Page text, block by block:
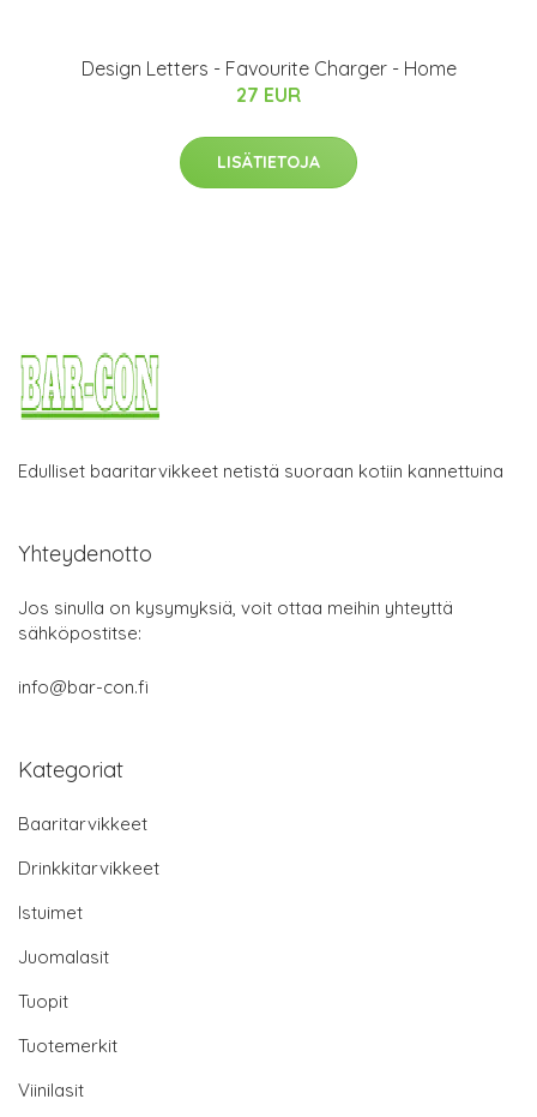
Design Letters - Favourite Charger - Home
27 EUR
LISÄTIETOJA
Edulliset baaritarvikkeet netistä suoraan kotiin kannettuina
Yhteydenotto
Jos sinulla on kysymyksiä, voit ottaa meihin yhteyttä
sähköpostitse:
info@bar-con.fi
Kategoriat
Baaritarvikkeet
Drinkkitarvikkeet
Istuimet
Juomalasit
Tuopit
Tuotemerkit
Viinilasit